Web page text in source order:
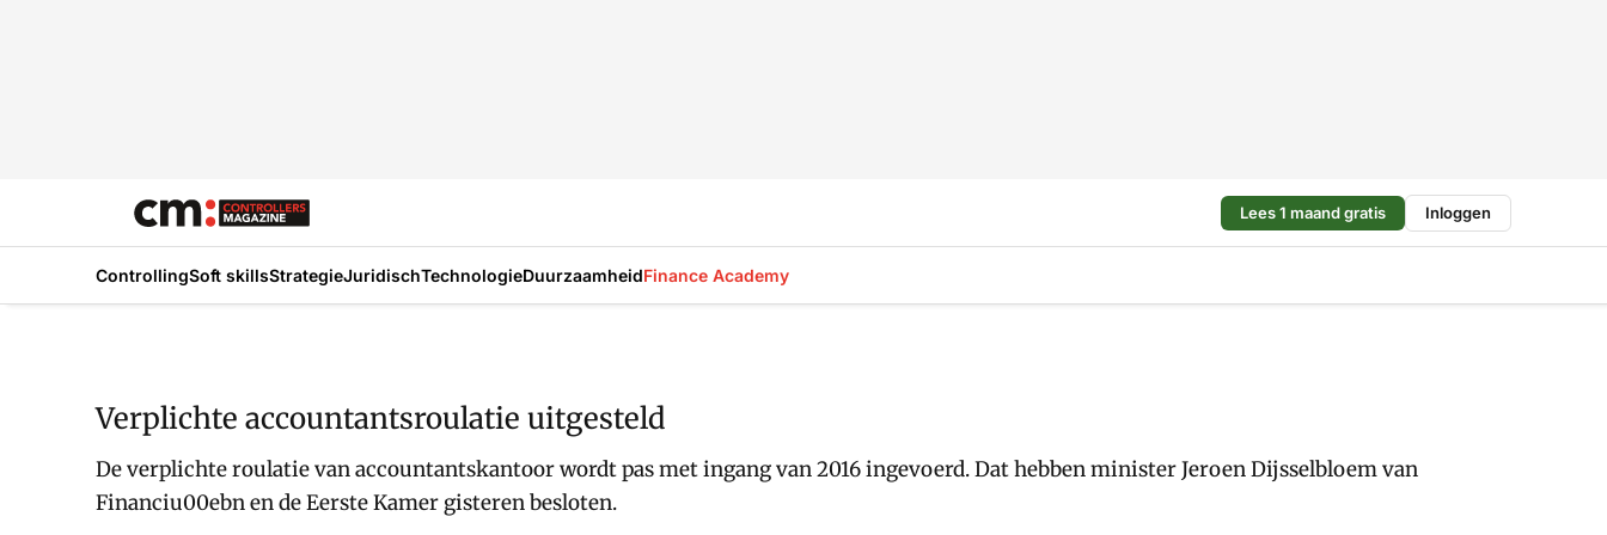
Lees 1 maand gratis Inloggen
ControllingSoft skillsStrategieJuridischTechnologieDuurzaamheidFinance Academy
Verplichte accountantsroulatie uitgesteld
De verplichte roulatie van accountantskantoor wordt pas met ingang van 2016 ingevoerd. Dat hebben minister Jeroen Dijsselbloem van
Financiu00ebn en de Eerste Kamer gisteren besloten.